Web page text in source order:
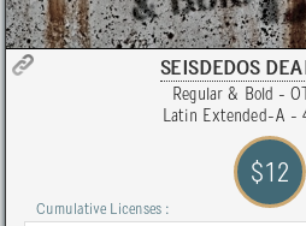
SEISDEDOS
Regular & Bold -
Latin Extended-A -
$12
Cumulative Licenses :